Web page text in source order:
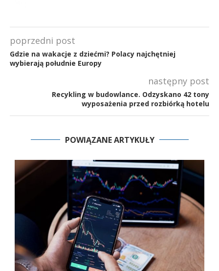
poprzedni post
Gdzie na wakacje z dziećmi? Polacy najchętniej
wybierają południe Europy
następny post
Recykling w budowlance. Odzyskano 42 tony
wyposażenia przed rozbiórką hotelu
POWIĄZANE ARTYKUŁY